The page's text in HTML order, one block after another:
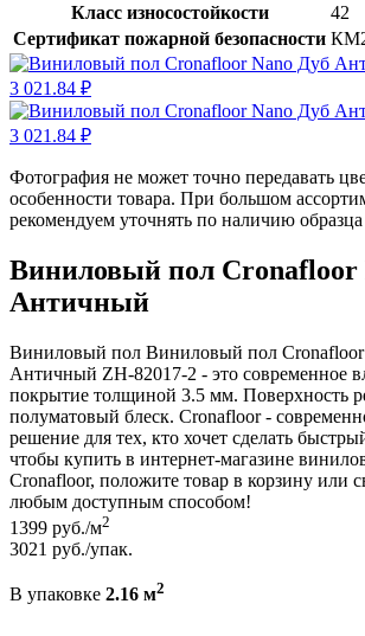
Класс износостойкости
42
Сертификат пожарной безопасности
Фотография не может точно передавать
особенности товара. При большом
рекомендуем уточнять по наличию
Виниловый пол Cronafloor
Античный
Виниловый пол Виниловый пол
Античный ZH-82017-2 - это современное
покрытие толщиной 3.5 мм. Поверхность
полуматовый блеск. Cronafloor -
решение для тех, кто хочет сделать
чтобы купить в интернет-магазине
Cronafloor, положите товар в корзину или
любым доступным способом!
1399 руб./м2
3021 руб./упак.
В упаковке 2.16 м2